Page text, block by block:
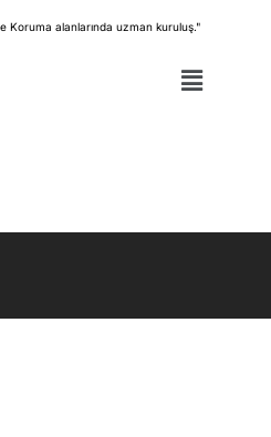
Koruma alanlarında uzman kuruluş."